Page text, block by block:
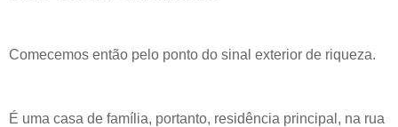
Comecemos então pelo ponto do sinal exterior de riqueza.
É uma casa de família, portanto, residência principal, na rua